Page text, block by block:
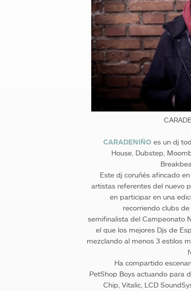
CARADENIÑO es un dj
House, Dubstep,
Este dj coruñés afincado
artistas referentes del nuevo
en participar en una
recorriendo clubs
semifinalista del Campeonato
el que los mejores Djs de
mezclando al menos 3 estilos
Ha compartido
PetShop Boys actuando para
Chip, Vitalic, LCD